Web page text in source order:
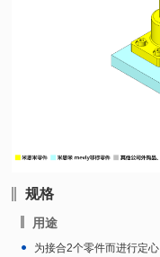
规格
用途
为接合2个零件而进行定心